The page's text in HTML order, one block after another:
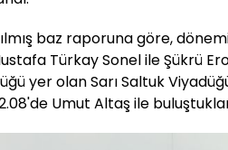
baz raporuna göre,
Türkay Sonel ile Şükrü
yer olan Sarı Saltuk
Umut Altaş ile